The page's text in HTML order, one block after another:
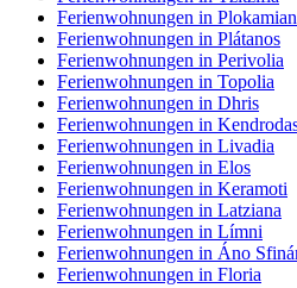
Ferienwohnungen in
Ferienwohnungen in Plátanos
Ferienwohnungen in Perivolia
Ferienwohnungen in Topolia
Ferienwohnungen in Dhris
Ferienwohnungen in
Ferienwohnungen in Livadia
Ferienwohnungen in Elos
Ferienwohnungen in Keramoti
Ferienwohnungen in Latziana
Ferienwohnungen in Límni
Ferienwohnungen in Áno
Ferienwohnungen in Floria